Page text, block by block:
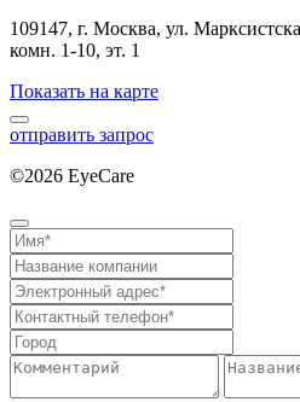
109147, г. Москва, ул.
комн. 1-10, эт. 1
Показать на карте
отправить запрос
©2026 EyeCare